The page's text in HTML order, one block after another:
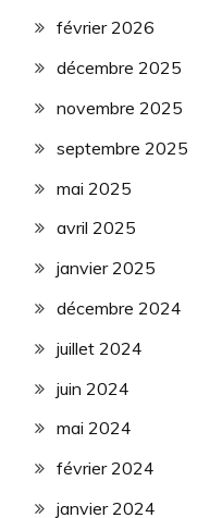
février 2026
décembre 2025
novembre 2025
septembre 2025
mai 2025
avril 2025
janvier 2025
décembre 2024
juillet 2024
juin 2024
mai 2024
février 2024
janvier 2024